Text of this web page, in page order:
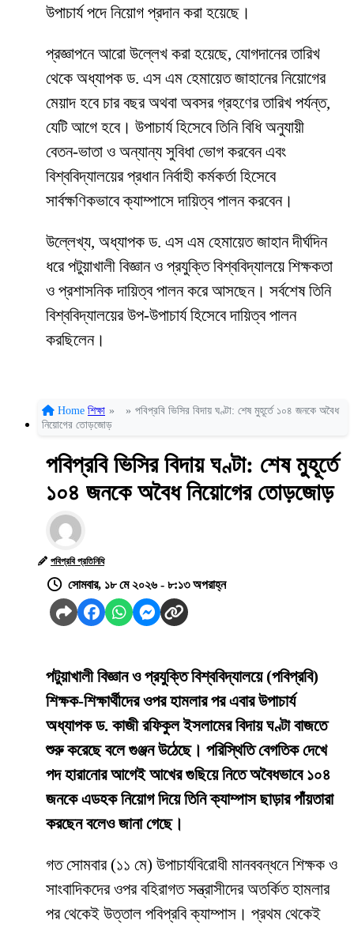
উপাচার্য পদে নিয়োগ প্রদান করা হয়েছে।
প্রজ্ঞাপনে আরো উল্লেখ করা হয়েছে, যোগদানের তারিখ
থেকে অধ্যাপক ড. এস এম হেমায়েত জাহানের নিয়োগের
মেয়াদ হবে চার বছর অথবা অবসর গ্রহণের তারিখ পর্যন্ত,
যেটি আগে হবে। উপাচার্য হিসেবে তিনি বিধি অনুযায়ী
বেতন-ভাতা ও অন্যান্য সুবিধা ভোগ করবেন এবং
বিশ্ববিদ্যালয়ের প্রধান নির্বাহী কর্মকর্তা হিসেবে
সার্বক্ষণিকভাবে ক্যাম্পাসে দায়িত্ব পালন করবেন।
উল্লেখ্য, অধ্যাপক ড. এস এম হেমায়েত জাহান দীর্ঘদিন
ধরে পটুয়াখালী বিজ্ঞান ও প্রযুক্তি বিশ্ববিদ্যালয়ে শিক্ষকতা
ও প্রশাসনিক দায়িত্ব পালন করে আসছেন। সর্বশেষ তিনি
বিশ্ববিদ্যালয়ের উপ-উপাচার্য হিসেবে দায়িত্ব পালন
করছিলেন।
Home শিক্ষা » » পবিপ্রবি ভিসির বিদায় ঘণ্টা: শেষ মুহূর্তে ১০৪ জনকে অবৈধ
নিয়োগের তোড়জোড়
পবিপ্রবি ভিসির বিদায় ঘণ্টা: শেষ মুহূর্তে
১০৪ জনকে অবৈধ নিয়োগের তোড়জোড়
পবিপ্রবি প্রতিনিধি
সোমবার, ১৮ মে ২০২৬ - ৮:১৩ অপরাহ্ন
পটুয়াখালী বিজ্ঞান ও প্রযুক্তি বিশ্ববিদ্যালয়ে (পবিপ্রবি)
শিক্ষক-শিক্ষার্থীদের ওপর হামলার পর এবার উপাচার্য
অধ্যাপক ড. কাজী রফিকুল ইসলামের বিদায় ঘণ্টা বাজতে
শুরু করেছে বলে গুঞ্জন উঠেছে। পরিস্থিতি বেগতিক দেখে
পদ হারানোর আগেই আখের গুছিয়ে নিতে অবৈধভাবে ১০৪
জনকে এডহক নিয়োগ দিয়ে তিনি ক্যাম্পাস ছাড়ার পাঁয়তারা
করছেন বলেও জানা গেছে।
​গত সোমবার (১১ মে) উপাচার্যবিরোধী মানববন্ধনে শিক্ষক ও
সাংবাদিকদের ওপর বহিরাগত সন্ত্রাসীদের অতর্কিত হামলার
পর থেকেই উত্তাল পবিপ্রবি ক্যাম্পাস। প্রথম থেকেই